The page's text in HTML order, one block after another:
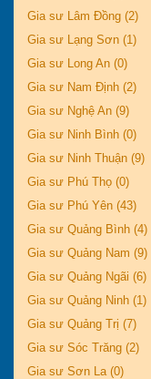
Gia sư Lâm Đồng (2)
Gia sư Lạng Sơn (1)
Gia sư Long An (0)
Gia sư Nam Định (2)
Gia sư Nghệ An (9)
Gia sư Ninh Bình (0)
Gia sư Ninh Thuận (9)
Gia sư Phú Thọ (0)
Gia sư Phú Yên (43)
Gia sư Quảng Bình (4)
Gia sư Quảng Nam (9)
Gia sư Quảng Ngãi (6)
Gia sư Quảng Ninh (1)
Gia sư Quảng Trị (7)
Gia sư Sóc Trăng (2)
Gia sư Sơn La (0)